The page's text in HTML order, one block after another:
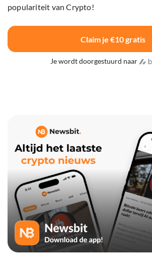
populariteit van Crypto!
Claim je €10 gratis
Je wordt doorgestuurd naar